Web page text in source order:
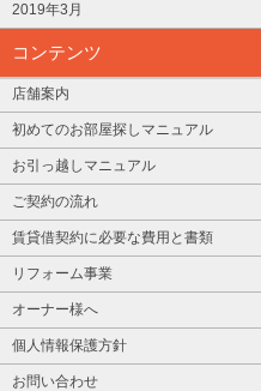
2019年3月
コンテンツ
店舗案内
初めてのお部屋探しマニュアル
お引っ越しマニュアル
ご契約の流れ
賃貸借契約に必要な費用と書類
リフォーム事業
オーナー様へ
個人情報保護方針
お問い合わせ